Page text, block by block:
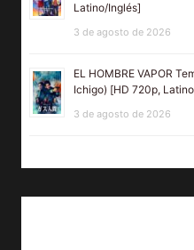
Latino/Inglés]
3 de agosto de 2026
EL HOMBRE VAPOR
Ichigo) [HD 720p,
3 de agosto de 2026